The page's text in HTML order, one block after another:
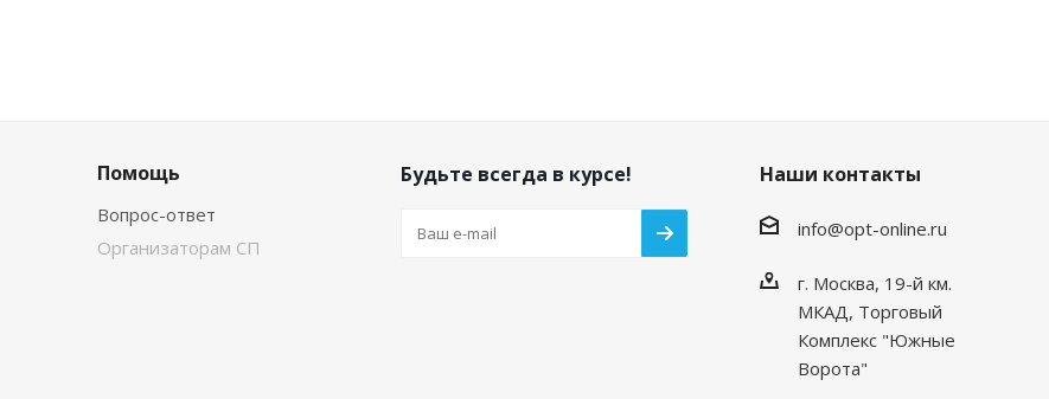
Помощь
Вопрос-ответ
Организаторам СП
Будьте всегда в курсе! Наши контакты
info@opt-online.ru
г. Москва, 19-й км.
МКАД, Торговый
Комплекс "Южные
Ворота"